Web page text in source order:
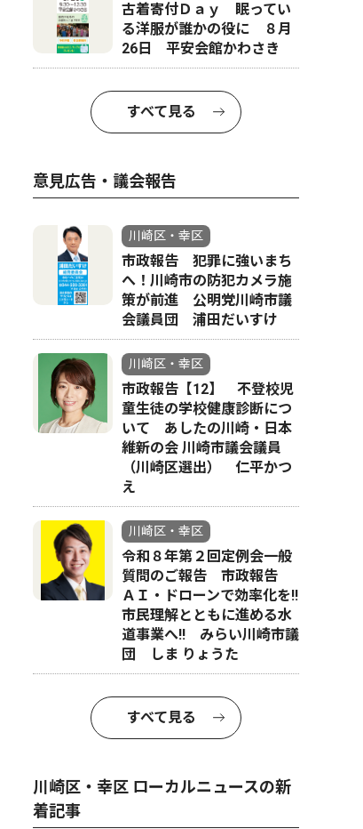
古着寄付Ｄａｙ 眠ってい
る洋服が誰かの役に ８月
26日 平安会館かわさき
すべて見る
意見広告・議会報告
川崎区・幸区
市政報告 犯罪に強いまち
へ！川崎市の防犯カメラ施
策が前進 公明党川崎市議
会議員団 浦田だいすけ
川崎区・幸区
市政報告【12】 不登校児
童生徒の学校健康診断につ
いて あしたの川崎・日本
維新の会 川崎市議会議員
（川崎区選出） 仁平かつ
え
川崎区・幸区
令和８年第２回定例会一般
質問のご報告 市政報告
ＡＩ・ドローンで効率化を!!
市民理解とともに進める水
道事業へ!! みらい川崎市議
団 しま りょうた
すべて見る
川崎区・幸区 ローカルニュースの新
着記事